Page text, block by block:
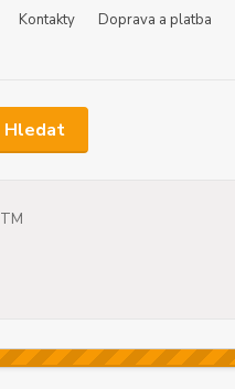
Kontakty Doprava a platba
Hledat
TM